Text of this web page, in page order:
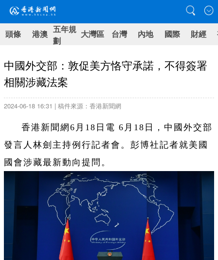
頭條 港澳 五年規
劃
大灣區 台灣 內地 國際 財經
中國外交部：敦促美方恪守承諾，不得簽署
相關涉藏法案
2024-06-18 16:31 | 稿件來源：香港新聞網
香港新聞網6月18日電 6月18日，中國外交部
發言人林劍主持例行記者會。彭博社記者就美國
國會涉藏最新動向提問。